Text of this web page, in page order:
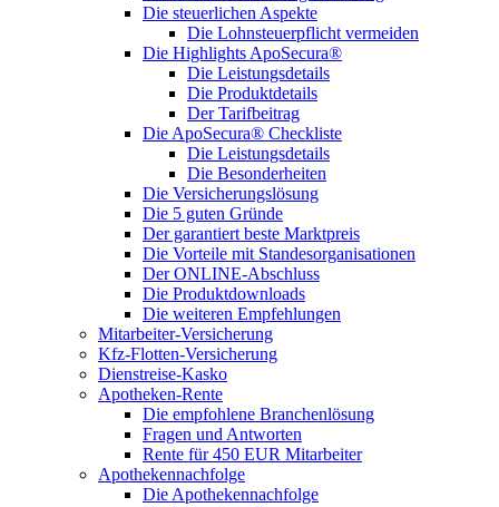
Die steuerlichen Aspekte
Die Lohnsteuerpflicht vermeiden
Die Highlights ApoSecura®
Die Leistungsdetails
Die Produktdetails
Der Tarifbeitrag
Die ApoSecura® Checkliste
Die Leistungsdetails
Die Besonderheiten
Die Versicherungslösung
Die 5 guten Gründe
Der garantiert beste Marktpreis
Die Vorteile mit Standesorganisationen
Der ONLINE-Abschluss
Die Produktdownloads
Die weiteren Empfehlungen
Mitarbeiter-Versicherung
Kfz-Flotten-Versicherung
Dienstreise-Kasko
Apotheken-Rente
Die empfohlene Branchenlösung
Fragen und Antworten
Rente für 450 EUR Mitarbeiter
Apothekennachfolge
Die Apothekennachfolge